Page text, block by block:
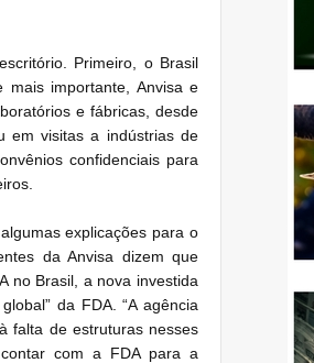
Primeiro, o Brasil
mais importante, Anvisa e
e fábricas, desde
em visitas a indústrias de
confidenciais para
explicações para o
da Anvisa dizem que
no Brasil, a nova investida
da FDA. “A agência
falta de estruturas nesses
com a FDA para a